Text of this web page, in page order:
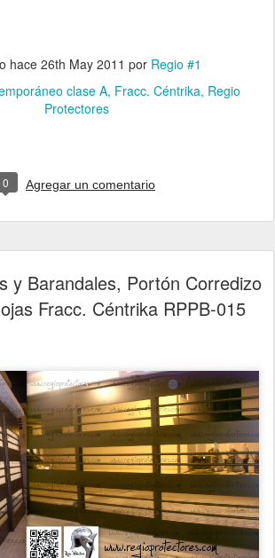
hace 26th May 2011 por Regio #1
clase A Fracc. Céntrika Regio
Protectores
0 Agregar un comentario
y Barandales, Portón Corredizo
Fracc. Céntrika RPPB-015